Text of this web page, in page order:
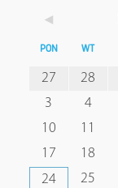
◄
PON WT
27 28
3
4
10
11
17
18
24
25